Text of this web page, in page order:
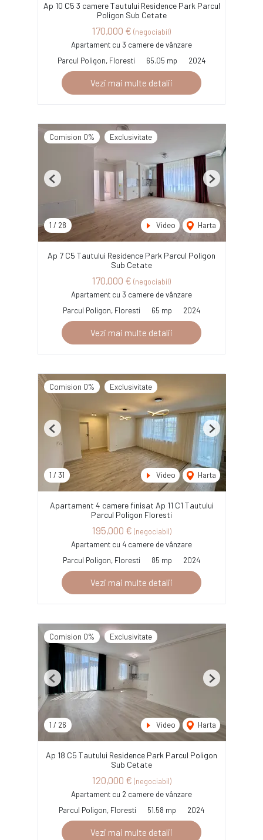
Ap 10 C5 3 camere Tautului Residence Park Parcul
Poligon Sub Cetate
170,000 € (negociabil)
Apartament cu 3 camere de vânzare
Parcul Poligon, Floresti
65.05 mp 2024
Vezi mai multe detalii
Comision 0% Exclusivitate
1 / 28 Video Harta
Previous Next
Ap 7 C5 Tautului Residence Park Parcul Poligon
Sub Cetate
170,000 € (negociabil)
Apartament cu 3 camere de vânzare
Parcul Poligon, Floresti
65 mp 2024
Vezi mai multe detalii
Comision 0% Exclusivitate
1 / 31 Video Harta
Previous Next
Apartament 4 camere finisat Ap 11 C1 Tautului
Parcul Poligon Floresti
195,000 € (negociabil)
Apartament cu 4 camere de vânzare
Parcul Poligon, Floresti
85 mp 2024
Vezi mai multe detalii
Comision 0% Exclusivitate
1 / 26 Video Harta
Previous Next
Ap 18 C5 Tautului Residence Park Parcul Poligon
Sub Cetate
120,000 € (negociabil)
Apartament cu 2 camere de vânzare
Parcul Poligon, Floresti
51.58 mp 2024
Vezi mai multe detalii